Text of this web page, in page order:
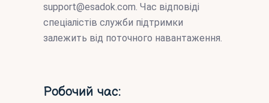
support@esadok.com . Час відповіді
спеціалістів служби підтримки
залежить від поточного навантаження.
Робочий час: